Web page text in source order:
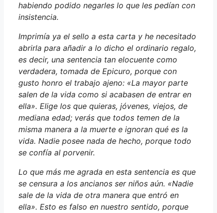
habiendo podido negarles lo que les pedían con
insistencia.
Imprimía ya el sello a esta carta y he necesitado
abrirla para añadir a lo dicho el ordinario regalo,
es decir, una sentencia tan elocuente como
verdadera, tomada de Epicuro, porque con
gusto honro el trabajo ajeno: «La mayor parte
salen de la vida como si acabasen de entrar en
ella». Elige los que quieras, jóvenes, viejos, de
mediana edad; verás que todos temen de la
misma manera a la muerte e ignoran qué es la
vida. Nadie posee nada de hecho, porque todo
se confía al porvenir.
Lo que más me agrada en esta sentencia es que
se censura a los ancianos ser niños aún. «Nadie
sale de la vida de otra manera que entró en
ella». Esto es falso en nuestro sentido, porque